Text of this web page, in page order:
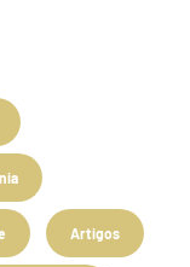
Artigos